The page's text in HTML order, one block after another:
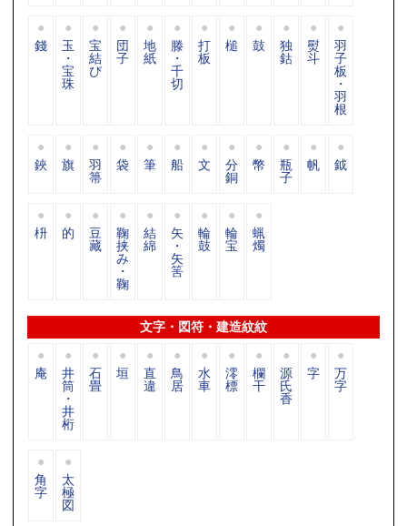
錢 玉
・
宝
珠
宝
結
び
団
子
地
紙
滕
・
千
切
打
板
槌 鼓 独
鈷
熨
斗
羽
子
板
・
羽
根
鋏 旗 羽
箒
袋 筆 船 文 分
銅
幣 瓶
子
帆 鉞
枡 的 豆
藏
鞠
挟
み
・
鞠
結
綿
矢
・
矢
筈
輪
鼓
輪
宝
蝋
燭
文字・図符・建造紋紋
庵 井
筒
・
井
桁
石
畳
垣 直
違
鳥
居
水
車
澪
標
欄
干
源
氏
香
字 万
字
角
字
太
極
図